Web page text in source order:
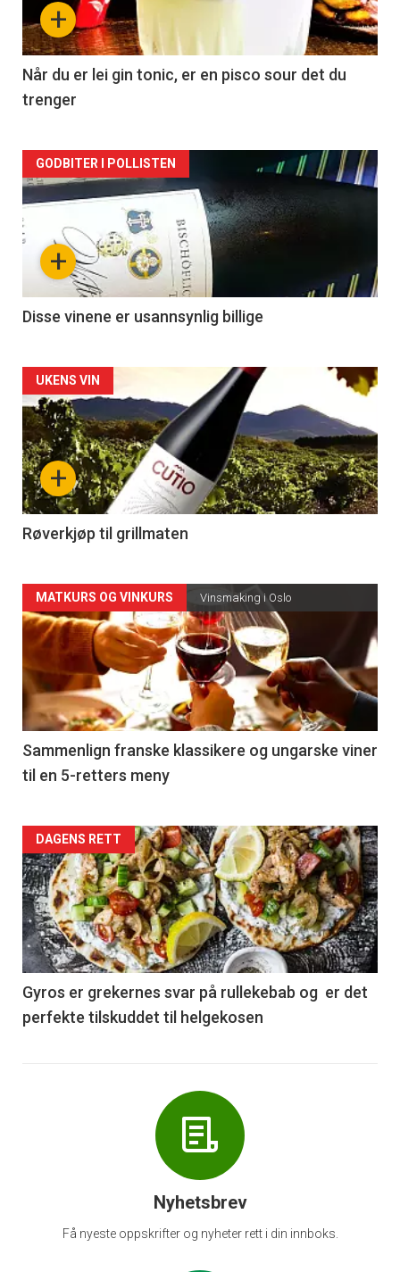
-
2
+
Når du er lei gin tonic, er en pisco sour det du
trenger
Forsiden
akkurat
nå
3
+
GODBITER I POLLISTEN
Disse vinene er usannsynlig billige
Forsiden
akkurat
nå
-
4
+
UKENS VIN
Røverkjøp til grillmaten
Forsiden
akkurat
nå
-
5
MATKURS OG VINKURS Vinsmaking i Oslo
Sammenlign franske klassikere og ungarske viner
til en 5-retters meny
Forsiden
akkurat
nå
-
6
DAGENS RETT
Gyros er grekernes svar på rullekebab og er det
perfekte tilskuddet til helgekosen
Nyhetsbrev
Få nyeste oppskrifter og nyheter rett i din innboks.